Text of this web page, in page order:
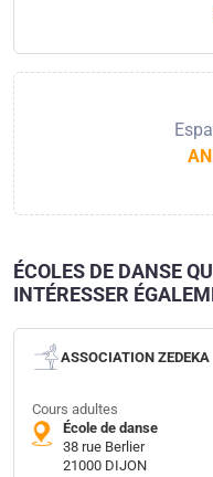
ÉCOLES DE DANSE
INTÉRESSER
ASSOCIATION ZEDEKA
Cours adultes
École de danse
38 rue Berlier
21000 DIJON